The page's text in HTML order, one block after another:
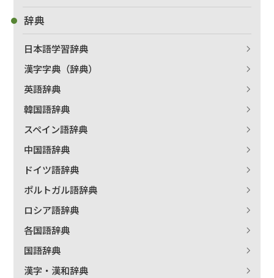
辞典
日本語学習辞典
漢字字典（辞典）
英語辞典
韓国語辞典
スペイン語辞典
中国語辞典
ドイツ語辞典
ポルトガル語辞典
ロシア語辞典
各国語辞典
国語辞典
漢字・漢和辞典